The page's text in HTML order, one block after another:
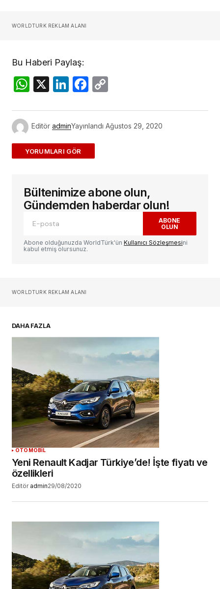
WORLDTURK REKLAM ALANI
Bu Haberi Paylaş:
WhatsApp
X LinkedIn
Facebook
Editör adminYayınlandı Ağustos 29, 2020
ADD A COMMENT
E-posta adresiniz yayınlanmayacak.
alanlar*ile işaretlenmişlerdir
Yorum
Sizin adınız*
Daha sonraki yorumlarımda kullanılması için
adım, e-posta adresim ve site adresim bu
YORUM GÖNDER
Bültenimize abone olun,
Gündemden haberdar olun!
ABONE
OLUN
Abone olduğunuzda WorldTürk'ün Kullanıcı Sözleşmesini
kabul etmiş olursunuz.
WORLDTURK REKLAM ALANI
DAHA FAZLA
OTOMOBİL
Yeni Renault Kadjar Türkiye’de! İşte fiyatı ve
özellikleri
Editör admin29/08/2020